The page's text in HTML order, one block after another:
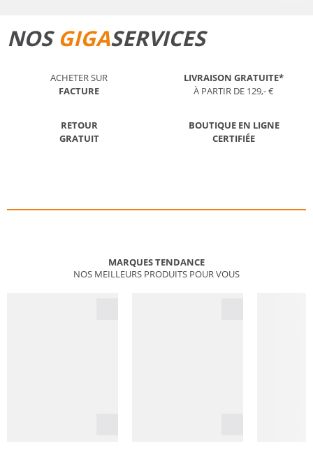
NOS GIGASERVICES
ACHETER SUR
FACTURE
LIVRAISON GRATUITE*
À PARTIR DE 129,- €
RETOUR
GRATUIT
BOUTIQUE EN LIGNE
CERTIFIÉE
MARQUES TENDANCE
NOS MEILLEURS PRODUITS POUR VOUS